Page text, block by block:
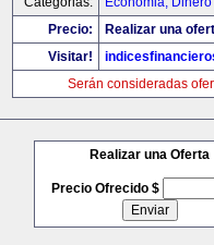
Precio:
Realizar una
Visitar!
Serán consideradas
Realizar una Oferta
Precio Ofrecido $